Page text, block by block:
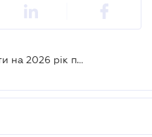
Гетманцев пропонує встановити на 2026 рік податок на прибуток на рівні 50% для частини платників